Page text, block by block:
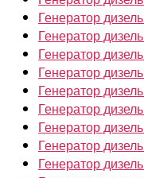
Генератор
Генератор
Генератор
Генератор
Генератор
Генератор
Генератор
Генератор
Генератор